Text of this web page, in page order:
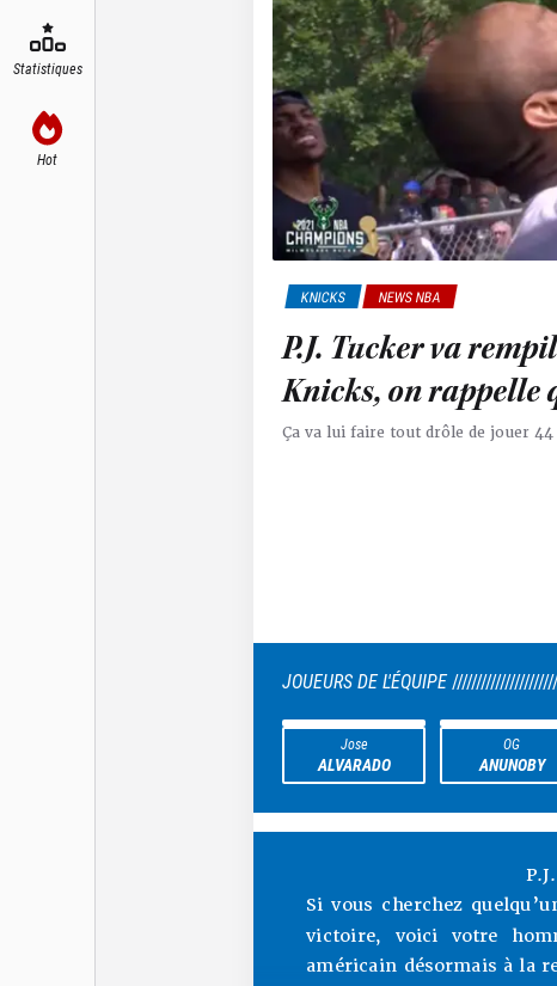
Statistiques
Hot
KNICKS NEWS NBA
P.J. Tucker va
Knicks, on rappelle
Ça va lui faire tout drôle de jouer
JOUEURS DE L'ÉQUIPE
Jose
ALVARADO
OG
ANUNOBY
Si vous cherchez
victoire, voici votre
américain désormais à la